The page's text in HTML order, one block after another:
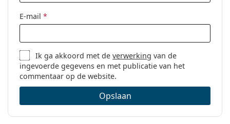
E-mail *
Ik ga akkoord met deverwerking van de
ingevoerde gegevens en met publicatie van het
commentaar op de website.
Opslaan